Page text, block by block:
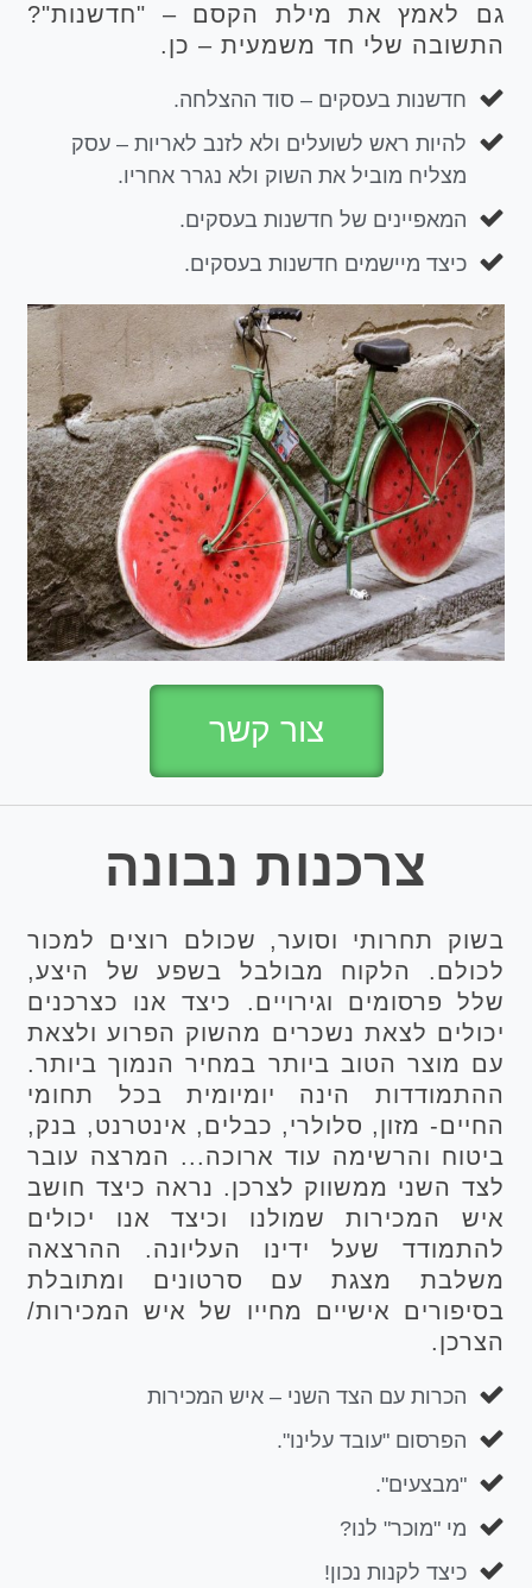
גם לאמץ את מילת הקסם – "חדשנות"?
התשובה שלי חד משמעית – כן.
חדשנות בעסקים – סוד ההצלחה.
להיות ראש לשועלים ולא לזנב לאריות – עסק
מצליח מוביל את השוק ולא נגרר אחריו.
המאפיינים של חדשנות בעסקים.
כיצד מיישמים חדשנות בעסקים.
צור קשר
צרכנות נבונה
בשוק תחרותי וסוער, שכולם רוצים למכור
לכולם. הלקוח מבולבל בשפע של היצע,
שלל פרסומים וגירויים. כיצד אנו כצרכנים
יכולים לצאת נשכרים מהשוק הפרוע ולצאת
עם מוצר הטוב ביותר במחיר הנמוך ביותר.
ההתמודדות הינה יומיומית בכל תחומי
החיים- מזון, סלולרי, כבלים, אינטרנט, בנק,
ביטוח והרשימה עוד ארוכה... המרצה עובר
לצד השני ממשווק לצרכן. נראה כיצד חושב
איש המכירות שמולנו וכיצד אנו יכולים
להתמודד שעל ידינו העליונה. ההרצאה
משלבת מצגת עם סרטונים ומתובלת
בסיפורים אישיים מחייו של איש המכירות/
הצרכן.
הכרות עם הצד השני – איש המכירות
הפרסום "עובד עלינו".
"מבצעים".
מי "מוכר" לנו?
כיצד לקנות נכון!